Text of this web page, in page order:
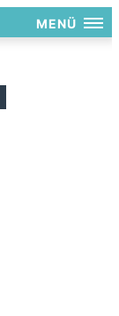
MENÜ